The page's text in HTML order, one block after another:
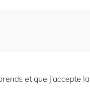
et que j'accepte la